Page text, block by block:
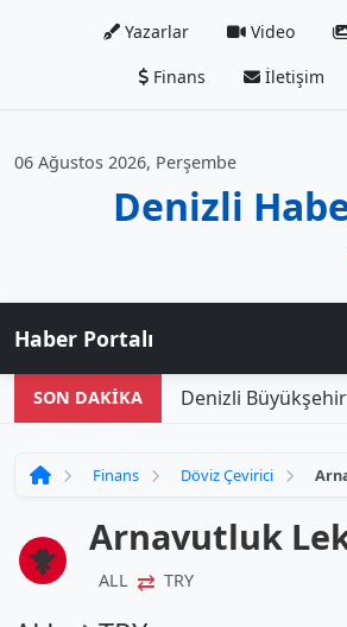
Yazarlar Video
Finans
İletişim
06 Ağustos 2026, Perşembe
Denizli
Haber Portalı
SON DAKİKA Denizli
Finans Döviz Çevirici
Arnavutluk
ALL ⇄ TRY